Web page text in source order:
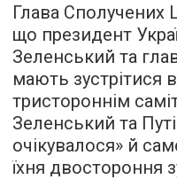
Глава Сполучених
що президент
Зеленський та
мають зустрітися
тристороннім
Зеленський та
очікувалося» й
їхня двостороння